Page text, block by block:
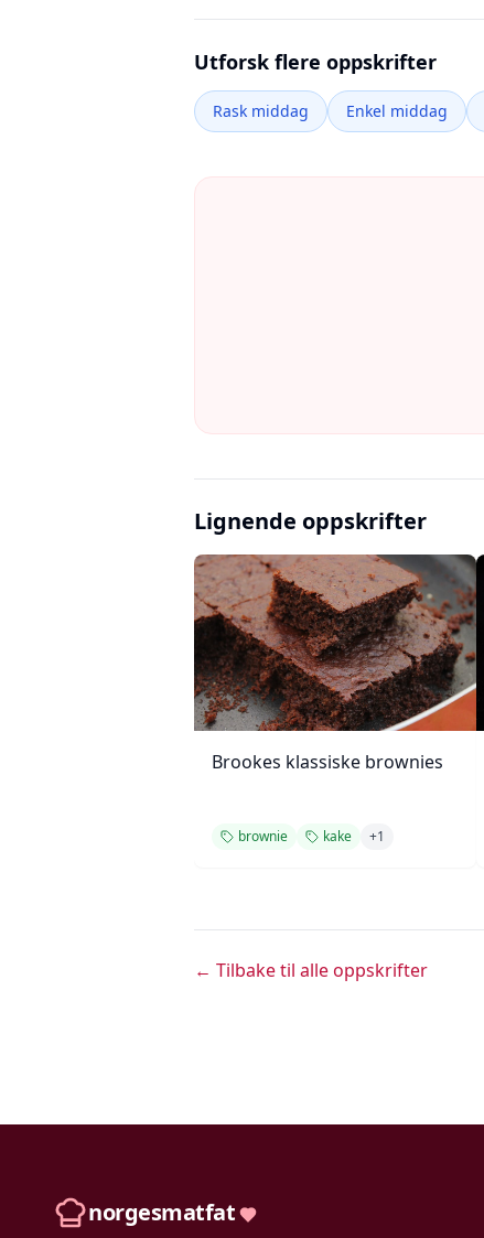
Utforsk flere oppskrifter
Rask middag Enkel middag
Lignende oppskrifter
Brookes klassiske brownies
brownie kake +1
← Tilbake til alle oppskrifter
norgesmatfat